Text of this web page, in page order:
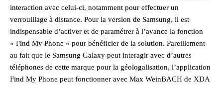
interaction avec celui-ci, notamment pour effectuer un
verrouillage à distance. Pour la version de Samsung, il est
indispensable d’activer et de paramétrer à l’avance la fonction
« Find My Phone » pour bénéficier de la solution. Pareillement
au fait que le Samsung Galaxy peut interagir avec d’autres
téléphones de cette marque pour la géologalisation, l’application
Find My Phone peut fonctionner avec Max WeinBACH de XDA